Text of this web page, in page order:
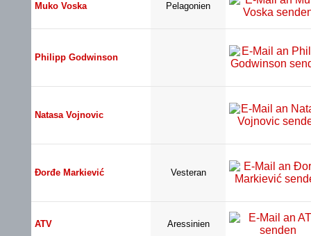
Muko Voska Pelagonien
Philipp Godwinson
Natasa Vojnovic
Đorđe Markiević Vesteran
ATV Aressinien